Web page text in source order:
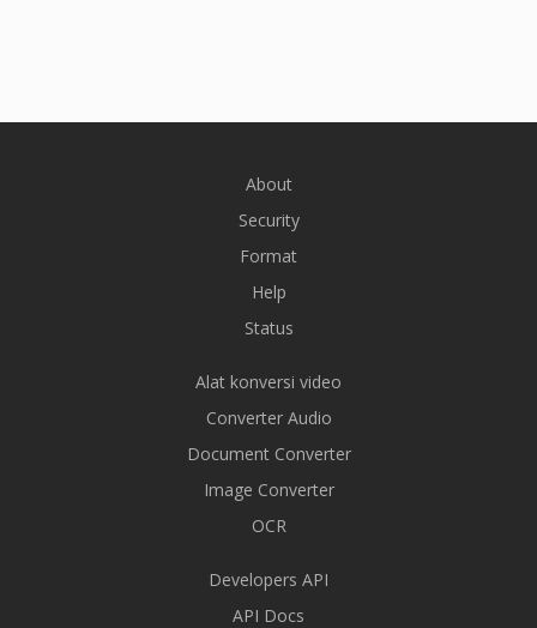
About
Security
Format
Help
Status
Alat konversi video
Converter Audio
Document Converter
Image Converter
OCR
Developers API
API Docs